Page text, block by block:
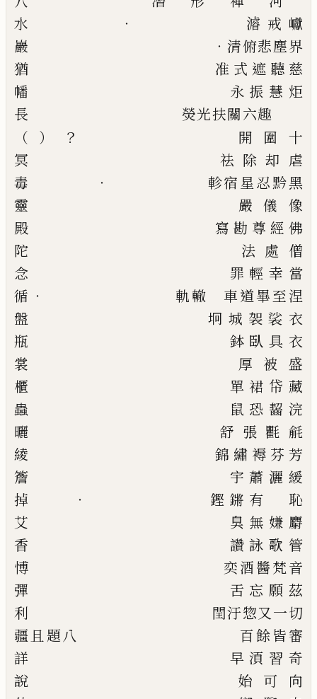
水
‧ 𤀹 戒 巘
巖
‧ 清俯悲塵界
猶
准式 遮 聽 慈
幡
永 振 慧 炬
長
熒光扶關六趣
（）
？ 開 圍 十
冥
祛 除却 虐
毒
‧ 軫宿星忍黔黑
靈
嚴儀 像
殿
寫勘 尊 經 佛
陀
法 處 僧
念
罪輕 幸 當
循 ‧ 軌轍 車道畢至涅
盤
坰城 袈裟 衣
瓶
鉢 臥 具 衣
裳
厚 被 盛
櫃
單 裙 帒 藏
蟲
鼠 恐 齧 浣
曬
舒 張 氍毹
綾
錦 繡 褥 芬芳
簷
宇蕭 灑 緩
掉
‧ 鏗 鏘 有 恥
艾
臭 無 嫌 麝
香
讚詠 歌 管
愽
奕酒醬梵音
彈
舌 忘 願 茲
利
閏汙惣又一切
疆 且 題八 百餘 皆審
詳
早 湏 習 奇
說
始 可 向